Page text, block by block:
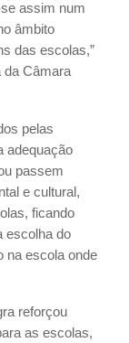
assim num
âmbito
das escolas,”
da Câmara
pelas
adequação
passem
e cultural,
ficando
escolha do
na escola onde
reforçou
as escolas,